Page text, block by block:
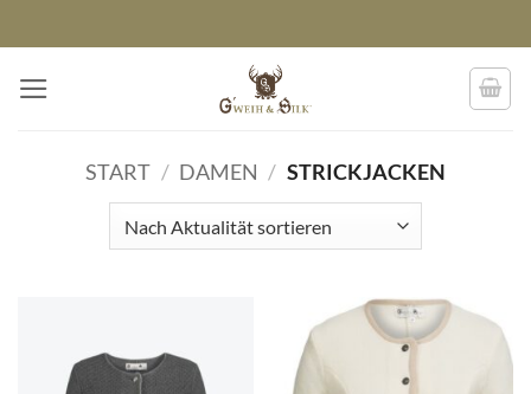
Inhalt
springen
START / DAMEN / STRICKJACKEN